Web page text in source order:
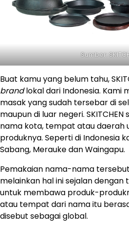
Sumber:
Buat kamu yang belum tahu,
brandlokal dari Indonesia. Kami
masak yang sudah tersebar di
maupun di luar negeri.
nama kota, tempat atau daerah
produknya. Seperti di Indonesia
Sabang, Merauke dan Waingapu.
Pemakaian nama-nama
melainkan hal ini sejalan dengan
untuk membawa produk-
atau tempat dari nama itu
disebut sebagai global.